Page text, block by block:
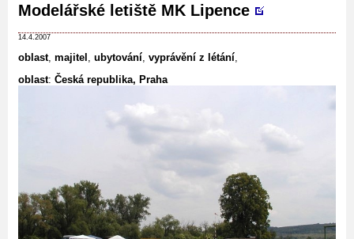
Modelářské letiště MK Lipence
14.4.2007
oblast, majitel ubytování vyprávění z létání
oblast: Česká republika, Praha